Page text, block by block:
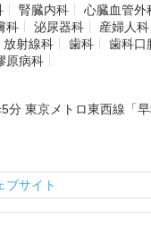
腎臓内科 心臓血管外
科 泌尿器科 産婦人科
放射線科 歯科
歯科口
原病科
分 東京メトロ東西線「
ブサイト